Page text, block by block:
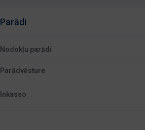
Parādi
Nodokļu parādi
Parādvēsture
Inkasso